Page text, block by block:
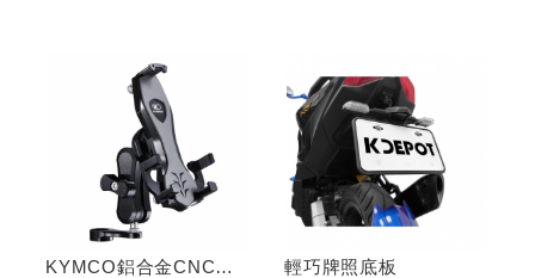
KYMCO鋁合金CNC減
輕巧牌照底板